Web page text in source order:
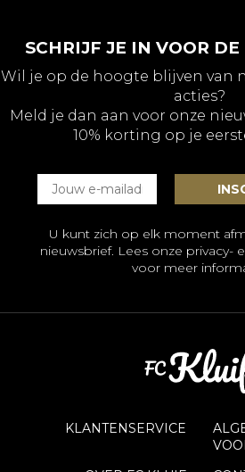
SCHRIJF JE IN VOOR
Wil je op de hoogte blijven van
acties?
Meld je dan aan voor onze
10% korting op je
U kunt zich op elk moment
nieuwsbrief. Lees onze privacy-
voor meer
KLANTENSERVICE